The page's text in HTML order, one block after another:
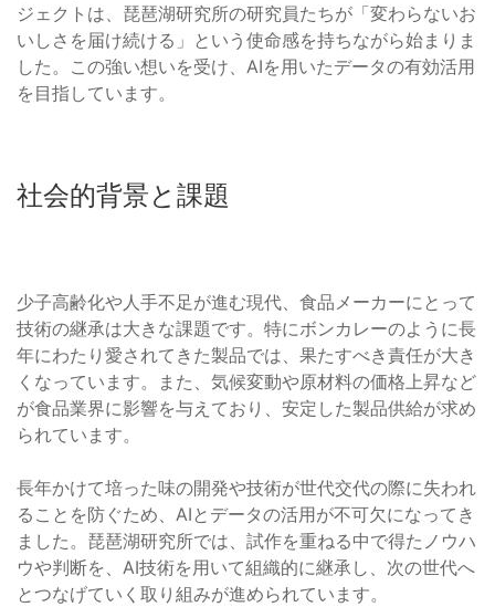
ジェクトは、琵琶湖研究所の研究員たちが「変わらないお
いしさを届け続ける」という使命感を持ちながら始まりま
した。この強い想いを受け、AIを用いたデータの有効活用
を目指しています。
社会的背景と課題
少子高齢化や人手不足が進む現代、食品メーカーにとって
技術の継承は大きな課題です。特にボンカレーのように長
年にわたり愛されてきた製品では、果たすべき責任が大き
くなっています。また、気候変動や原材料の価格上昇など
が食品業界に影響を与えており、安定した製品供給が求め
られています。
長年かけて培った味の開発や技術が世代交代の際に失われ
ることを防ぐため、AIとデータの活用が不可欠になってき
ました。琵琶湖研究所では、試作を重ねる中で得たノウハ
ウや判断を、AI技術を用いて組織的に継承し、次の世代へ
とつなげていく取り組みが進められています。